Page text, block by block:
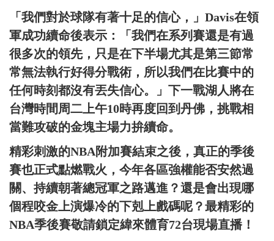
「我們對於球隊有著十足的信心，」Davis在領
軍成功續命後表示：「我們在系列賽還是有過
很多次的領先，只是在下半場尤其是第三節常
常無法執行好得分戰術，所以我們在比賽中的
任何時刻都沒有丟失信心。」下一戰湖人將在
台灣時間周二上午10時再度回到丹佛，挑戰相
當難攻破的金塊主場力拚續命。
精彩刺激的NBA附加賽結束之後，真正的季後
賽也正式點燃戰火，今年各區強權能否安然過
關、持續朝著總冠軍之路邁進？還是會出現哪
個程咬金上演爆冷的下剋上戲碼呢？最精彩的
NBA季後賽敬請鎖定緯來體育72台現場直播！